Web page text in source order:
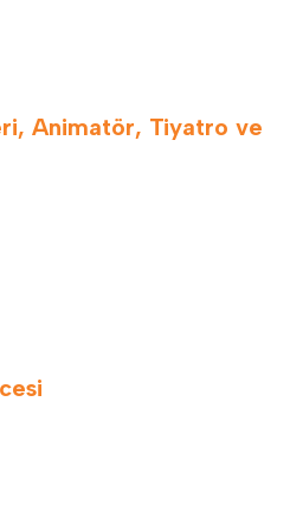
Animatör, Tiyatro ve